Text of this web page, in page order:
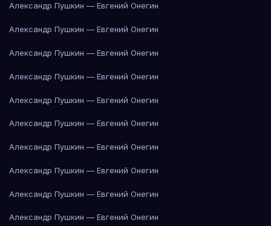
Александр Пушкин — Евгений Онегин
Александр Пушкин — Евгений Онегин
Александр Пушкин — Евгений Онегин
Александр Пушкин — Евгений Онегин
Александр Пушкин — Евгений Онегин
Александр Пушкин — Евгений Онегин
Александр Пушкин — Евгений Онегин
Александр Пушкин — Евгений Онегин
Александр Пушкин — Евгений Онегин
Александр Пушкин — Евгений Онегин